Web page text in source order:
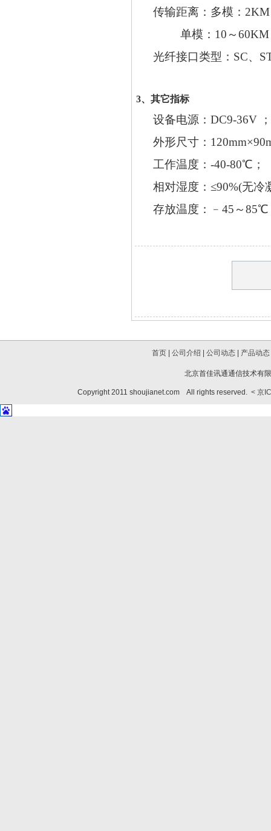
传输距离： 多模：
单模：10～60KM
光纤接口类型：SC、
3、其它指标
设备电源：DC9-36V ；
外形尺寸：120mm×9
工作温度：-40-80℃；
相对湿度：≤90%(无冷
存放温度：﹣45～85℃
首页| 公司介绍 公司动态| 产品动态
北京首佳讯通通信技术有
Copyright 2011 shoujianet.com All rights reserved. < 京